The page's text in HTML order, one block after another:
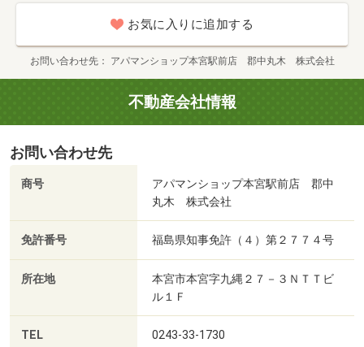
お気に入りに追加する
お問い合わせ先 アパマンショップ本宮駅前店 郡中丸木 株式会社
不動産会社情報
お問い合わせ先
商号
アパマンショップ本宮駅前店 郡中
丸木 株式会社
免許番号 福島県知事免許（４）第２７７４号
所在地
本宮市本宮字九縄２７－３ＮＴＴビ
ル１Ｆ
TEL 0243-33-1730